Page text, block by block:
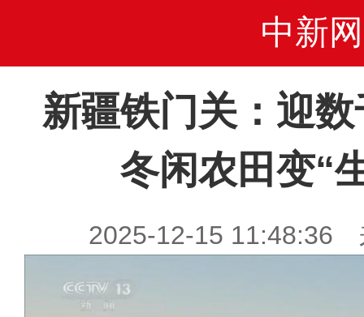
中新网
新疆铁门关：迎
冬闲农田变“
2025-12-15 11:48:36